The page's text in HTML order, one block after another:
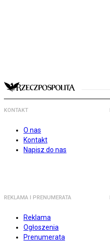
KONTAKT
O nas
Kontakt
Napisz do nas
REKLAMA I PRENUMERATA
Reklama
Ogłoszenia
Prenumerata